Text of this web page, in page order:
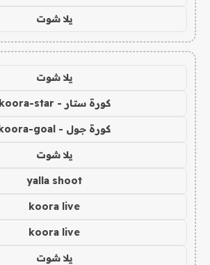
يلا شوت
يلا شوت
كورة ستار - koora-star
كورة جول - koora-goal
يلا شوت
yalla shoot
koora live
koora live
يلا شوت